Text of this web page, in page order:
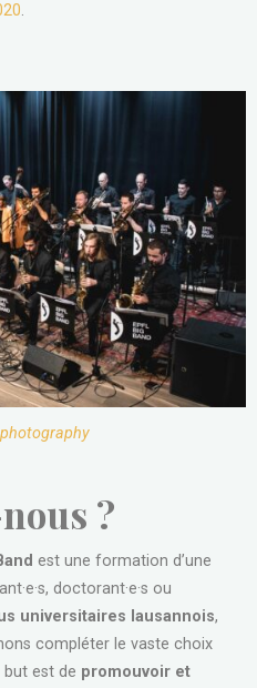
.
?
est une formation d’une
doctorant·e·s ou
universitaires lausannois,
compléter le vaste choix
but est de promouvoir et